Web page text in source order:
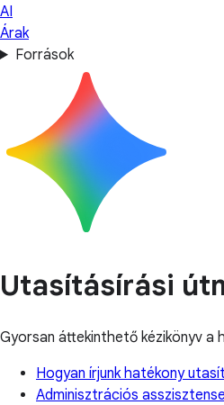
AI
Árak
Források
Utasításírási
Gyorsan áttekinthető kézikönyv a
Hogyan írjunk hatékony
Adminisztrációs